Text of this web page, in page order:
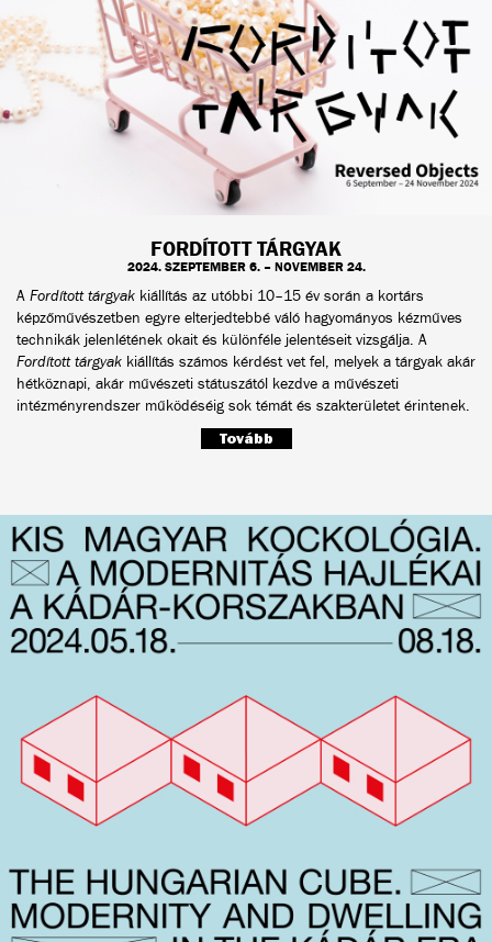
FORDÍTOTT TÁRGYAK
2024. SZEPTEMBER 6. – NOVEMBER 24.
A Fordított tárgyak kiállítás az utóbbi 10–15 év során a kortárs
képzőművészetben egyre elterjedtebbé váló hagyományos kézműves
technikák jelenlétének okait és különféle jelentéseit vizsgálja. A
Fordított tárgyak kiállítás számos kérdést vet fel, melyek a tárgyak akár
hétköznapi, akár művészeti státuszától kezdve a művészeti
intézményrendszer működéséig sok témát és szakterületet érintenek.
Tovább